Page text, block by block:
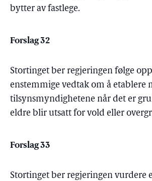
bytter av fastlege.
Forslag 32
Stortinget ber regjeringen følge
enstemmige vedtak om å etablere
tilsynsmyndighetene når det er
eldre blir utsatt for vold eller
Forslag 33
Stortinget ber regjeringen vurdere